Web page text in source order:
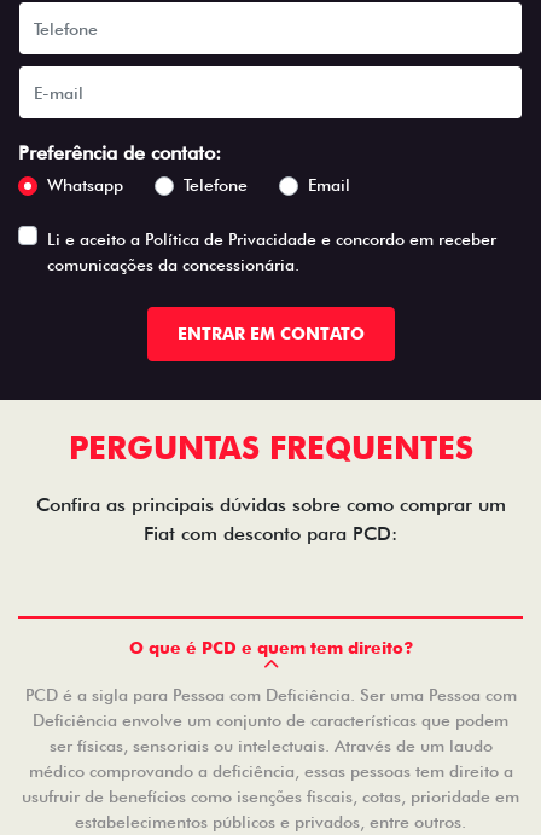
Preferência de contato:
Whatsapp Telefone Email
Li e aceito a Política de Privacidade e concordo em receber
comunicações da concessionária.
ENTRAR EM CONTATO
PERGUNTAS FREQUENTES
Confira as principais dúvidas sobre como comprar um
Fiat com desconto para PCD:
O que é PCD e quem tem direito?
PCD é a sigla para Pessoa com Deficiência. Ser uma Pessoa com
Deficiência envolve um conjunto de características que podem
ser físicas, sensoriais ou intelectuais. Através de um laudo
médico comprovando a deficiência, essas pessoas tem direito a
usufruir de benefícios como isenções fiscais, cotas, prioridade em
estabelecimentos públicos e privados, entre outros.